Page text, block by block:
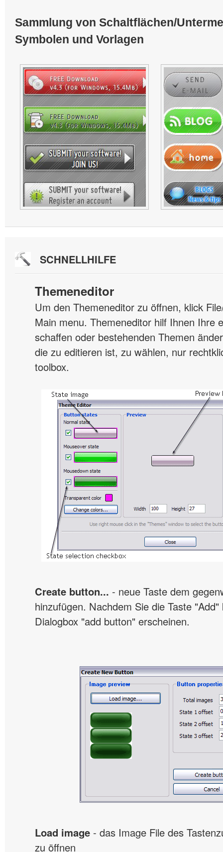
Sammlung von Schaltflächen/
Symbolen und Vorlagen
SCHNELLHILFE
Themeneditor
Um den Themeneditor zu öffnen, klick
Main menu. Themeneditor hilf Ihnen Ihre
schaffen oder bestehenden Themen
die zu editieren ist, zu wählen, nur
toolbox.
Create button... - neue Taste dem
hinzufügen. Nachdem Sie die Taste
Dialogbox "add button" erscheinen.
Load image - das Image File des
zu öffnen